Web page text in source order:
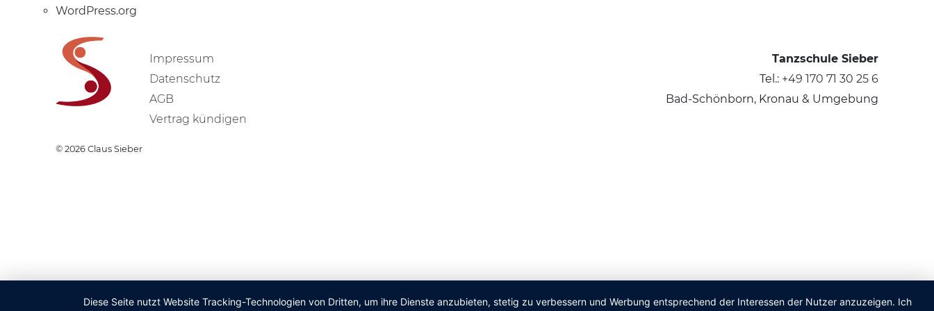
WordPress.org
Impressum
Datenschutz
AGB
Vertrag kündigen
Tanzschule Sieber
Tel.: +49 170 71 30 25 6
Bad-Schönborn, Kronau & Umgebung
© 2026 Claus Sieber
Diese Seite nutzt Website Tracking-Technologien von Dritten, um ihre Dienste anzubieten, stetig zu verbessern und Werbung entsprechend der Interessen der Nutzer anzuzeigen. Ich